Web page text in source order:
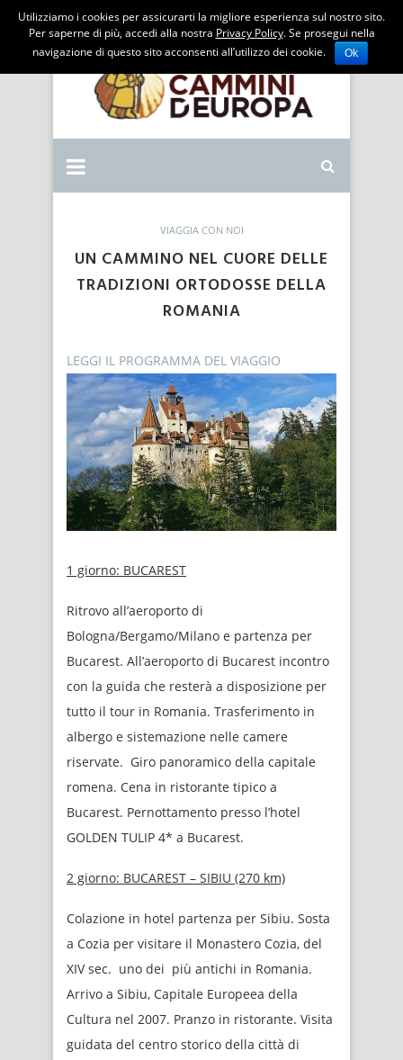
VIAGGIA CON NOI
UN CAMMINO NEL CUORE DELLE
TRADIZIONI ORTODOSSE DELLA
ROMANIA
LEGGI IL PROGRAMMA DEL VIAGGIO
1 giorno: BUCAREST
Ritrovo all’aeroporto di
Bologna/Bergamo/Milano e partenza per
Bucarest. All’aeroporto di Bucarest incontro
con la guida che resterà a disposizione per
tutto il tour in Romania. Trasferimento in
albergo e sistemazione nelle camere
riservate. Giro panoramico della capitale
romena. Cena in ristorante tipico a
Bucarest. Pernottamento presso l’hotel
GOLDEN TULIP 4* a Bucarest.
2 giorno: BUCAREST – SIBIU (270 km)
Colazione in hotel partenza per Sibiu. Sosta
a Cozia per visitare il Monastero Cozia, del
XIV sec. uno dei più antichi in Romania.
Arrivo a Sibiu, Capitale Europeea della
Cultura nel 2007. Pranzo in ristorante. Visita
guidata del centro storico della città di
Utilizziamo i cookies per assicurarti la migliore esperienza sul nostro sito.
Per saperne di più, accedi alla nostra Privacy Policy. Se prosegui nella
navigazione di questo sito acconsenti all’utilizzo dei cookie.
Ok